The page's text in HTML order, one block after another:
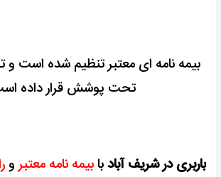
بیمه نامه ای معتبر تنظیم شده است و
تحت پوشش قرار داده
باربری در شریف آبادبابیمه نامه معتبرو